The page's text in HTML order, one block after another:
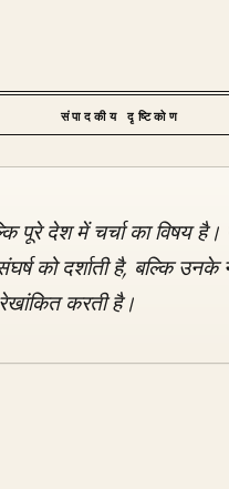
संपादकीय दृष्टिकोण
पूरे देश में चर्चा का विषय
को दर्शाती है, बल्कि उनके
करती है।